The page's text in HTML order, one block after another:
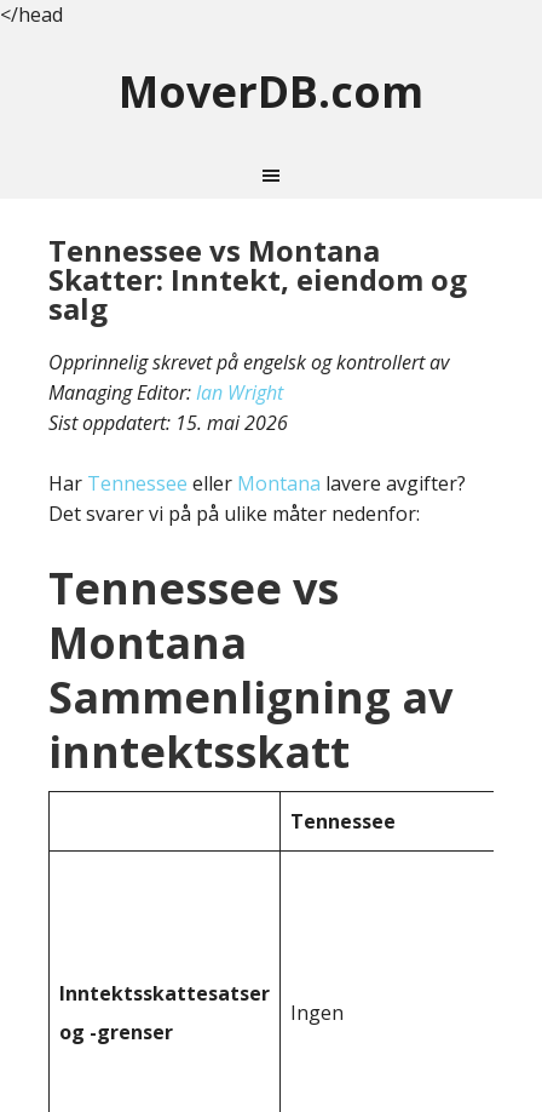
</head
MoverDB.com
Tennessee vs Montana
Skatter: Inntekt, eiendom og
salg
Opprinnelig skrevet på engelsk og kontrollert av
Managing Editor:Ian Wright
Sist oppdatert: 15. mai 2026
Har Tennessee eller Montana lavere avgifter?
Det svarer vi på på ulike måter nedenfor:
Tennessee vs
Montana
Sammenligning av
inntektsskatt
Tennessee
Inntektsskattesatser
og -grenser
Ingen